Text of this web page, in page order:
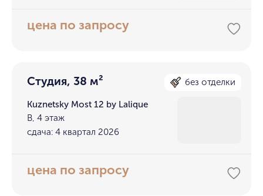
цена по запросу
Студия, 38 м² без отделки
Kuznetsky Most 12 by Lalique
В, 4 этаж
сдача: 4 квартал 2026
цена по запросу